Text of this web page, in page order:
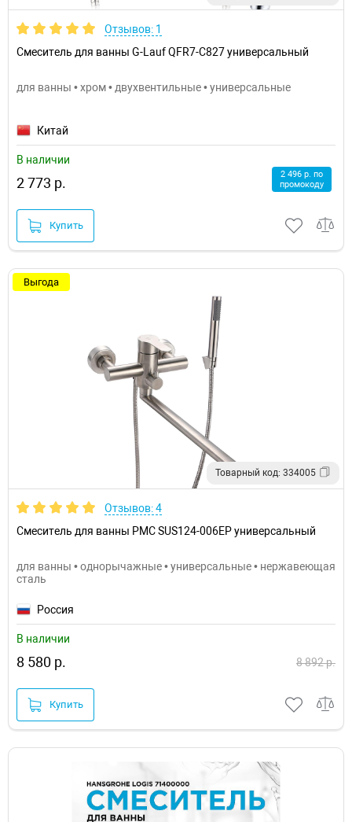
Отзывов: 1
Смеситель для ванны G-Lauf QFR7-C827 универсальный
для ванны • хром • двухвентильные • универсальные
Китай
В наличии
2 773 р.
2 496 р. по
промокоду
Купить
Выгода
Товарный код: 334005
Отзывов: 4
Смеситель для ванны РМС SUS124-006EP универсальный
для ванны • однорычажные • универсальные • нержавеющая
сталь
Россия
В наличии
8 580 р. 8 892 р.
Купить